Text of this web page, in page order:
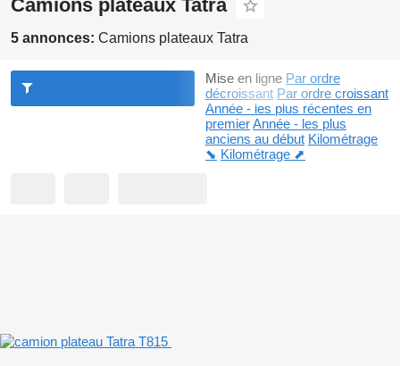
Camions plateaux Tatra
5 annonces: Camions plateaux Tatra
Mise en ligne Par ordre
décroissant Par ordre croissant
Année - les plus récentes en
premierAnnée - les plus
anciens au début Kilométrage
⬊ Kilométrage ⬈